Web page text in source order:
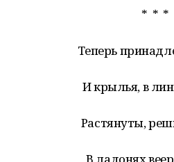
* * *
Теперь
И крылья, в
Растянуты,